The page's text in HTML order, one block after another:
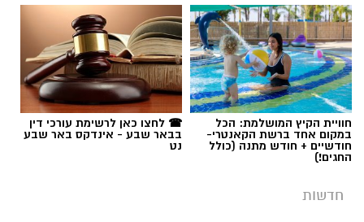
תגים:שמעון טובול
חוויית הקיץ המושלמת: הכל
במקום אחד ברשת הקאנטרי-
חודשיים + חודש מתנה (כולל
החגים!)
☎ לחצו כאן לרשימת עורכי דין
בבאר שבע - אינדקס באר שבע
נט
חדשות